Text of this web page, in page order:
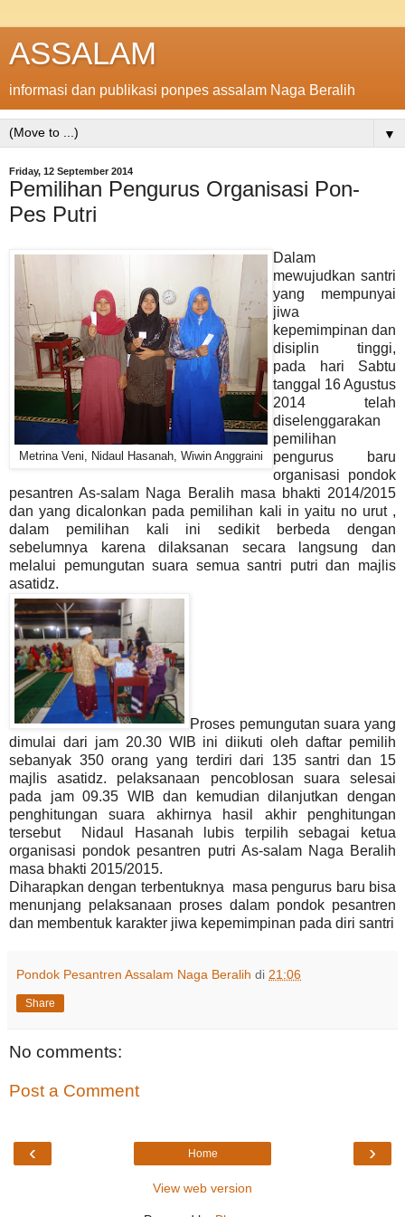
ASSALAM
informasi dan publikasi ponpes assalam Naga Beralih
▼
Friday, 12 September 2014
Pemilihan Pengurus Organisasi Pon-
Pes Putri
Metrina Veni, Nidaul Hasanah, Wiwin Anggraini
Dalam
mewujudkan santri
yang mempunyai
jiwa
kepemimpinan dan
disiplin tinggi,
pada hari Sabtu
tanggal 16 Agustus
2014 telah
diselenggarakan
pemilihan
pengurus baru
organisasi pondok
pesantren As-salam Naga Beralih masa bhakti 2014/2015
dan yang dicalonkan pada pemilihan kali in yaitu no urut ,
dalam pemilihan kali ini sedikit berbeda dengan
sebelumnya karena dilaksanan secara langsung dan
melalui pemungutan suara semua santri putri dan majlis
asatidz.
Proses pemungutan suara yang
dimulai dari jam 20.30 WIB ini diikuti oleh daftar pemilih
sebanyak 350 orang yang terdiri dari 135 santri dan 15
majlis asatidz. pelaksanaan pencoblosan suara selesai
pada jam 09.35 WIB dan kemudian dilanjutkan dengan
penghitungan suara akhirnya hasil akhir penghitungan
tersebut Nidaul Hasanah lubis terpilih sebagai ketua
organisasi pondok pesantren putri As-salam Naga Beralih
masa bhakti 2015/2015.
Diharapkan dengan terbentuknya masa pengurus baru bisa
menunjang pelaksanaan proses dalam pondok pesantren
dan membentuk karakter jiwa kepemimpinan pada diri santri
Pondok Pesantren Assalam Naga Beralih di 21:06
Share
No comments:
Post a Comment
‹ ›
Home
View web version